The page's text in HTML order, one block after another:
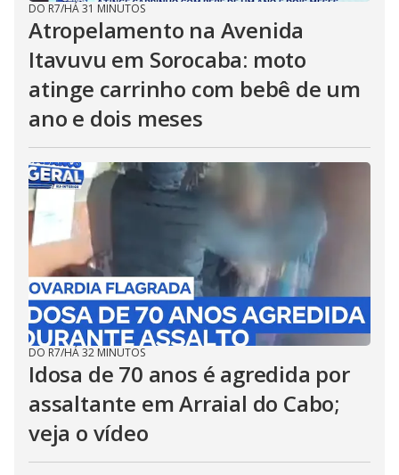
DO R7/HÁ 31 MINUTOS
Atropelamento na Avenida
Itavuvu em Sorocaba: moto
atinge carrinho com bebê de um
ano e dois meses
DO R7/HÁ 32 MINUTOS
Idosa de 70 anos é agredida por
assaltante em Arraial do Cabo;
veja o vídeo